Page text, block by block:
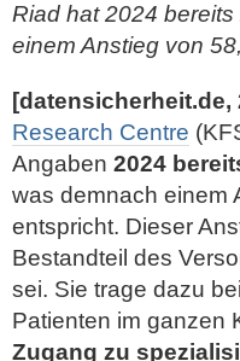
Riad hat 2024
einem Anstieg von
[datensicherheit.de,
Research Centre
Angaben 2024
was demnach einem
entspricht. Dieser
Bestandteil des
sei. Sie trage dazu
Patienten im ganzen
Zugang zu